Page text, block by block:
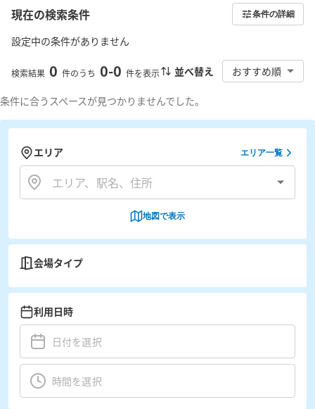
現在の検索条件 条件の詳細
設定中の条件がありません
検索結果 0 件のうち 0-0 件を表示 並べ替え おすすめ順
条件に合うスペースが見つかりませんでした。
エリア エリア一覧
地図で表示
会場タイプ
利用日時